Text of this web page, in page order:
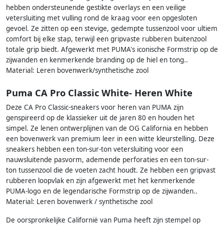
hebben ondersteunende gestikte overlays en een veilige
vetersluiting met vulling rond de kraag voor een opgesloten
gevoel. Ze zitten op een stevige, gedempte tussenzool voor ultiem
comfort bij elke stap, terwijl een gripvaste rubberen buitenzool
totale grip biedt. Afgewerkt met PUMA's iconische Formstrip op de
zijwanden en kenmerkende branding op de hiel en tong..
Material: Leren bovenwerk/synthetische zool
Puma CA Pro Classic White- Heren White
Deze CA Pro Classic-sneakers voor heren van PUMA zijn
genspireerd op de klassieker uit de jaren 80 en houden het
simpel. Ze lenen ontwerplijnen van de OG California en hebben
een bovenwerk van premium leer in een witte kleurstelling. Deze
sneakers hebben een ton-sur-ton vetersluiting voor een
nauwsluitende pasvorm, ademende perforaties en een ton-sur-
ton tussenzool die de voeten zacht houdt. Ze hebben een gripvast
rubberen loopvlak en zijn afgewerkt met het kenmerkende
PUMA-logo en de legendarische Formstrip op de zijwanden..
Material: Leren bovenwerk / synthetische zool
De oorspronkelijke Californië van Puma heeft zijn stempel op